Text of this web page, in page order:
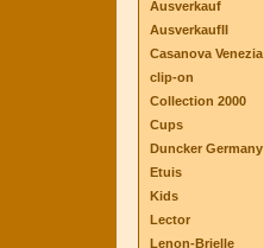
Ausverkauf
AusverkaufII
Casanova Venezia
clip-on
Collection 2000
Cups
Duncker Germany
Etuis
Kids
Lector
Lenon-Brielle